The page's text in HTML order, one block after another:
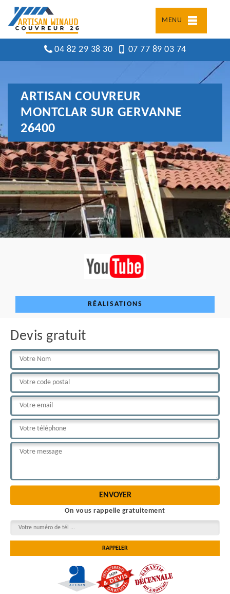
MENU
04 82 29 38 30 07 77 89 03 74
ARTISAN COUVREUR
MONTCLAR SUR GERVANNE
26400
RÉALISATIONS
Devis gratuit
On vous rappelle gratuitement